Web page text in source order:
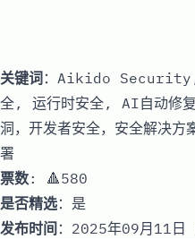
关键词 ：Aikido Security,
全, 运行时安全, AI自动修
洞，开发者安全，安全解决方
署
票数: 🔺580
是否精选：是
发布时间 ：2025年09月11